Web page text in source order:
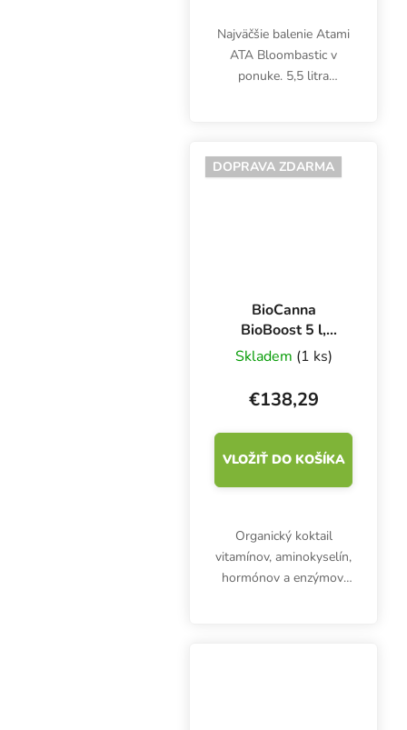
Najväčšie balenie Atami
ATA Bloombastic v
ponuke. 5,5 litra
kvitnutia. Urýchľuje
kvitnutie a dozrievanie,
DOPRAVA ZDARMA
BioCanna
BioBoost 5 l,
urýchľovač
kvitnutia
Skladem (1 ks)
€138,29
VLOŽIŤ DO KOŠÍKA
Organický koktail
vitamínov, aminokyselín,
hormónov a enzýmov.